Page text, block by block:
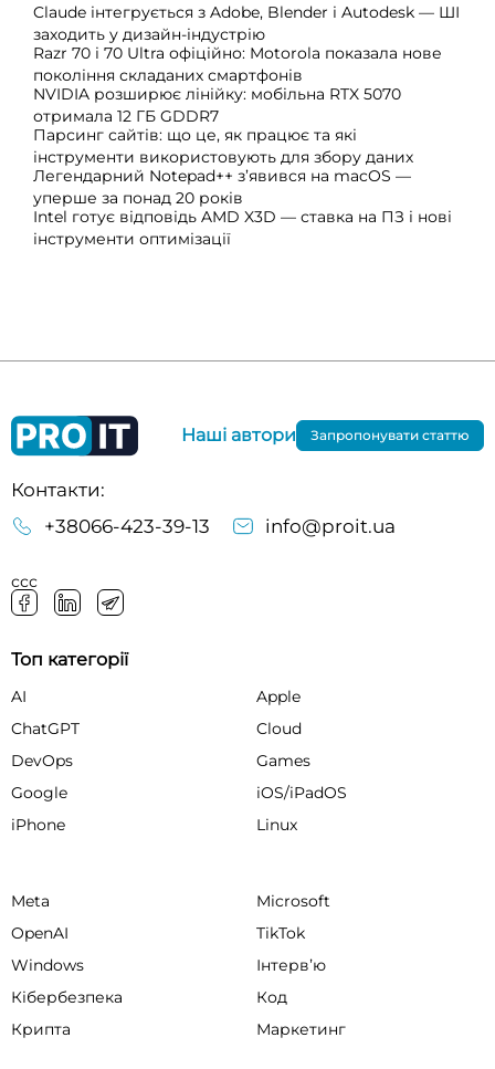
Claude інтегрується з Adobe, Blender і Autodesk — ШІ
заходить у дизайн-індустрію
Razr 70 і 70 Ultra офіційно: Motorola показала нове
покоління складаних смартфонів
NVIDIA розширює лінійку: мобільна RTX 5070
отримала 12 ГБ GDDR7
Парсинг сайтів: що це, як працює та які
інструменти використовують для збору даних
Легендарний Notepad++ з’явився на macOS —
уперше за понад 20 років
Intel готує відповідь AMD X3D — ставка на ПЗ і нові
інструменти оптимізації
Контакти:
+38066-423-39-13
info@proit.ua
ссс
Наші автори Запропонувати статтю
Топ категорії
AI
Apple
ChatGPT
Cloud
DevOps
Games
Google
iOS/iPadOS
iPhone
Linux
Meta
Microsoft
OpenAI
TikTok
Windows
Інтервʼю
Кібербезпека
Код
Крипта
Маркетинг